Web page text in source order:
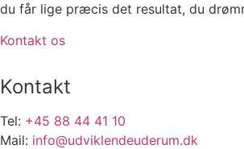
du får lige præcis det resultat, du
Kontakt os
Kontakt
Tel: +45 88 44 41 10
Mail: info@udviklendeuderum.dk